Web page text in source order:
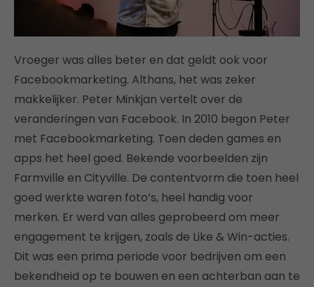
Vroeger was alles beter en dat geldt ook voor
Facebookmarketing. Althans, het was zeker
makkelijker. Peter Minkjan vertelt over de
veranderingen van Facebook. In 2010 begon Peter
met Facebookmarketing. Toen deden games en
apps het heel goed. Bekende voorbeelden zijn
Farmville en Cityville. De contentvorm die toen heel
goed werkte waren foto’s, heel handig voor
merken. Er werd van alles geprobeerd om meer
engagement te krijgen, zoals de Like & Win-acties.
Dit was een prima periode voor bedrijven om een
bekendheid op te bouwen en een achterban aan te